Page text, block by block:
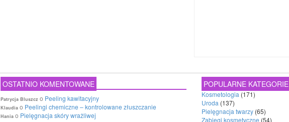
OSTATNIO KOMENTOWANE
Patrycja Bluszcz o Peeling kawitacyjny
Klaudia o Peelingi chemiczne – kontrolowane złuszczanie
Hania o Pielęgnacja skóry wrażliwej
POPULARNE KATEGORIE
Kosmetologia (171)
Uroda (137)
Pielęgnacja twarzy (65)
Zabiegi kosmetyczne (54)